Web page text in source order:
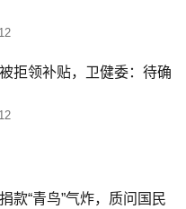
拒领补贴，卫健委：待确
款“青鸟”气炸，质问国民